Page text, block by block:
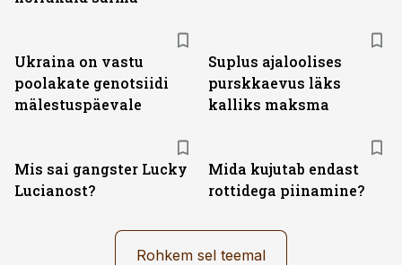
Ukraina on vastu
poolakate genotsiidi
mälestuspäevale
Suplus ajaloolises
purskkaevus läks
kalliks maksma
Mis sai gangster Lucky
Lucianost?
Mida kujutab endast
rottidega piinamine?
Rohkem sel teemal